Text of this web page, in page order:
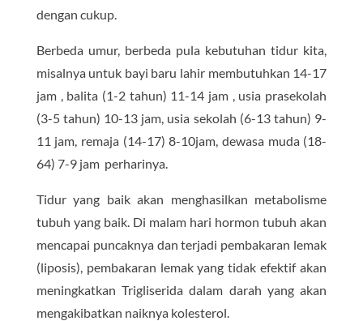
dengan cukup.
Berbeda umur, berbeda pula kebutuhan tidur kita,
misalnya untuk bayi baru lahir membutuhkan 14-17
jam , balita (1-2 tahun) 11-14 jam , usia prasekolah
(3-5 tahun) 10-13 jam, usia sekolah (6-13 tahun) 9-
11 jam, remaja (14-17) 8-10jam, dewasa muda (18-
64) 7-9 jam perharinya.
Tidur yang baik akan menghasilkan metabolisme
tubuh yang baik. Di malam hari hormon tubuh akan
mencapai puncaknya dan terjadi pembakaran lemak
(liposis), pembakaran lemak yang tidak efektif akan
meningkatkan Trigliserida dalam darah yang akan
mengakibatkan naiknya kolesterol.